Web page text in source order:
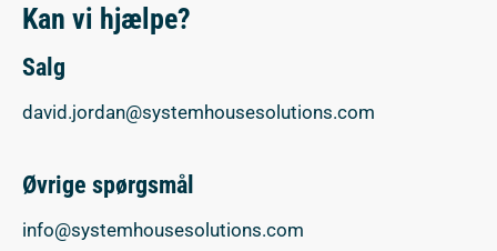
Kan vi hjælpe?
Salg
david.jordan@systemhousesolutions.com
Øvrige spørgsmål
info@systemhousesolutions.com